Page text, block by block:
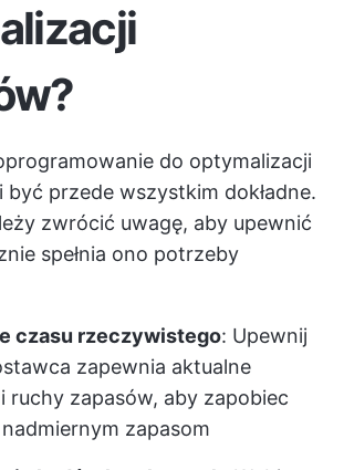
do optymalizacji
być przede wszystkim dokładne.
zwrócić uwagę, aby upewnić
spełnia ono potrzeby
czasu rzeczywistego: Upewnij
zapewnia aktualne
ruchy zapasów, aby zapobiec
zapasom